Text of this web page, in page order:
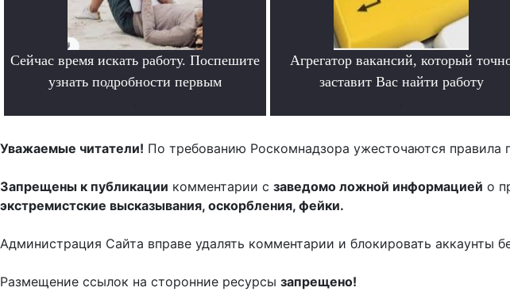
Сейчас время искать работу. Поспешите
узнать подробности первым
Агрегатор вакансий, который
заставит Вас найти работу
Уважаемые читатели! По требованию Роскомнадзора ужесточаются правила
Запрещены к публикации комментарии с заведомо ложной информацией о
экстремистские высказывания, оскорбления, фейки.
Администрация Сайта вправе удалять комментарии и блокировать аккаунты
Размещение ссылок на сторонние ресурсы запрещено!